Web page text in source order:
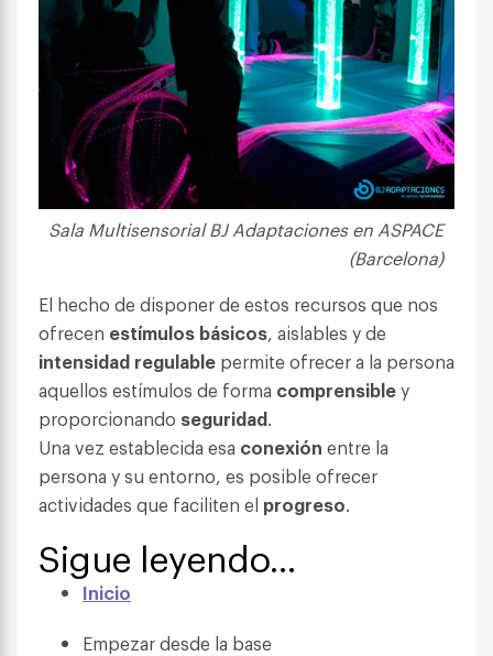
Sala Multisensorial BJ Adaptaciones en ASPACE
(Barcelona)
El hecho de disponer de estos recursos que nos
ofrecen estímulos básicos, aislables y de
intensidad regulable permite ofrecer a la persona
aquellos estímulos de forma comprensibley
proporcionando seguridad.
Una vez establecida esa conexión entre la
persona y su entorno, es posible ofrecer
actividades que faciliten el progreso.
Sigue leyendo…
Inicio
Empezar desde la base